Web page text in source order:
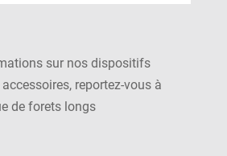
sur nos dispositifs
reportez-vous à
de forets longs